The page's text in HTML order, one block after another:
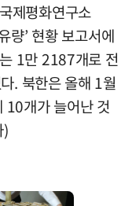
제평화연구소
량’ 현황 보고서에
1만 2187개로 전
. 북한은 올해 1월
10개가 늘어난 것